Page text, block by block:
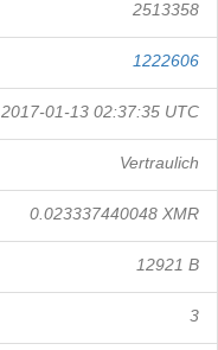
2513358
1222606
2017-01-13 02:37:35 UTC
Vertraulich
0.023337440048 XMR
12921 B
3